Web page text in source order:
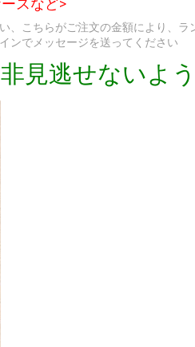
スなど>
、こちらがご注文の金額により、ラ
ンでメッセージを送ってください
見逃せないよ